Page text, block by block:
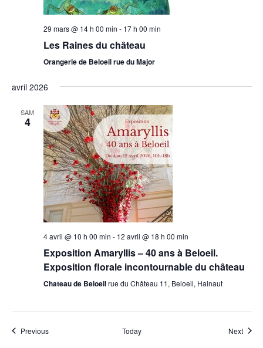
29 mars @ 14 h 00 min - 17 h 00 min
Les Raines du château
Orangerie de Beloeil rue du Major
avril 2026
SAM
4
4 avril @ 10 h 00 min - 12 avril @ 18 h 00 min
Exposition Amaryllis – 40 ans à Beloeil.
Exposition florale incontournable du château
Chateau de Beloeilrue du Château 11, Beloeil, Hainaut
PreviousEvents Today Next